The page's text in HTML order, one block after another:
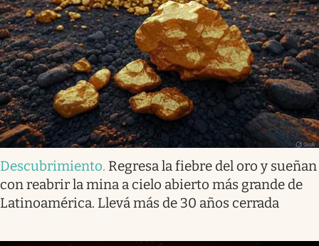
Descubrimiento. Regresa la fiebre del oro y sueñan
con reabrir la mina a cielo abierto más grande de
Latinoamérica. Llevá más de 30 años cerrada